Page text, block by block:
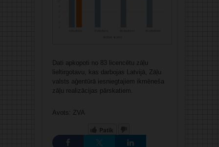
Dati apkopoti no 83 licencētu zāļu
lieltirgotavu, kas darbojas Latvijā, Zāļu
valsts aģentūrā iesniegtajiem ikmēneša
zāļu realizācijas pārskatiem.
Avots: ZVA
Patīk